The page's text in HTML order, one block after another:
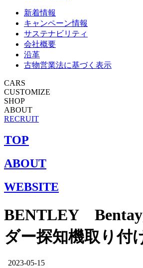
新着情報
キャンペーン情報
サステナビリティ
会社概要
沿革
古物営業法に基づく表示
CARS
CUSTOMIZE
SHOP
ABOUT
RECRUIT
TOP
ABOUT
WEBSITE
BENTLEY
ダー探知機取り付
2023-05-15